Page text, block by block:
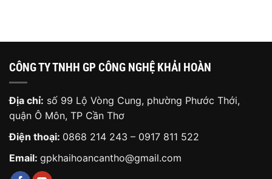
CÔNG TY TNHH GP CÔNG NGHỆ KHẢI HOÀN
Địa chỉ: số 99 Lộ Vòng Cung, phường Phước Thới,
quận Ô Môn, TP Cần Thơ
Điện thoại: 0868 214 243 – 0917 811 522
Email: gpkhaihoancantho@gmail.com